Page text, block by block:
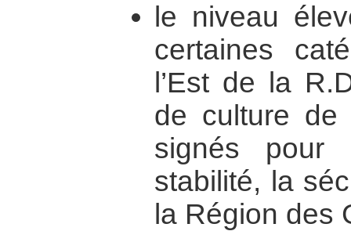
le niveau
certaines
l’Est de la
de culture de
signés
stabilité, la
la Région des